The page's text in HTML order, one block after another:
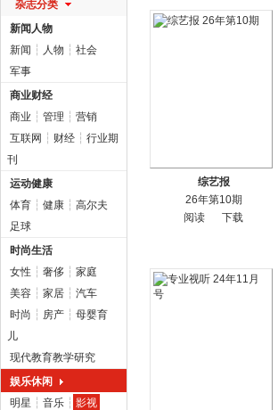
杂志分类
新闻人物
新闻 ┆ 人物 ┆ 社会
军事
商业财经
商业 ┆ 管理 ┆ 营销
互联网 ┆ 财经 ┆ 行业期
刊
运动健康
体育 ┆ 健康 ┆ 高尔夫
足球
时尚生活
女性 ┆ 奢侈 ┆ 家庭
美容 ┆ 家居 ┆ 汽车
时尚 ┆ 房产 ┆ 母婴育
儿
现代教育教学研究
娱乐休闲
明星 ┆ 音乐 ┆ 影视
综艺报
26年第10期
阅读
下载